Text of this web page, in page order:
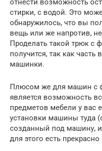
отнести возможность
стирки, с водой. Это
обнаружилось, что вы
вещь или же напротив,
Проделать такой трюк с
получится, так как
машинки.
Плюсом же для машин с
является возможность
предметов мебели у вас
установки машины туда
созданный под машину,
для этого есть